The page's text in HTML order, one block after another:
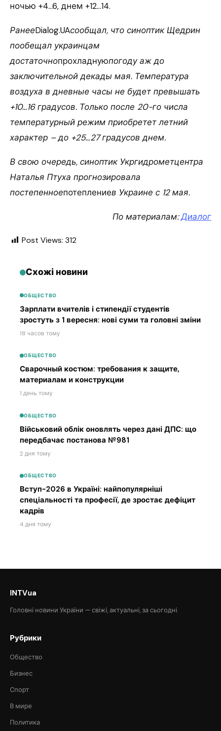
ночью +4…6, днем +12…14.
РанееDialog.UAсообщал, что синоптик Щедрин
пообещал украинцам
достаточнопрохладнуюпогоду аж до
заключительной декады мая. Температура
воздуха в дневные часы не будет превышать
+10…16 градусов. Только после 20-го числа
температурный режим приобретет летний
характер – до +25…27 градусов днем.
В свою очередь, синоптик Укргидрометцентра
Наталья Птуха прогнозировала
постепенноепотеплениев Украине с 12 мая.
По материалам:Диалог
Post Views: 312
Схожі новини
ОБЩЕСТВО
Зарплати вчителів і стипендії студентів
зростуть з 1 вересня: нові суми та головні зміни
18 часов тому
ОБЩЕСТВО
Сварочный костюм: требования к защите,
материалам и конструкции
1 день тому
ОБЩЕСТВО
Військовий облік оновлять через дані ДПС: що
передбачає постанова №981
2 дня тому
ОБЩЕСТВО
Вступ-2026 в Україні: найпопулярніші
спеціальності та професії, де зростає дефіцит
кадрів
4 дня тому
INTVua
Головні новини України — свіжі, актуальні, за сьогодні.
Рубрики
Общество
Бизнес
Спорт
В мире
Политика